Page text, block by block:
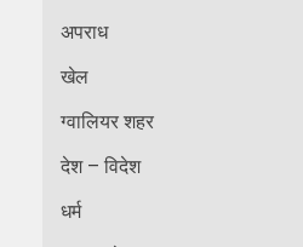
अपराध
खेल
ग्वालियर शहर
देश – विदेश
धर्म